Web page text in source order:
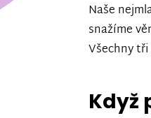
Naše
snažíme
Všechny
Když